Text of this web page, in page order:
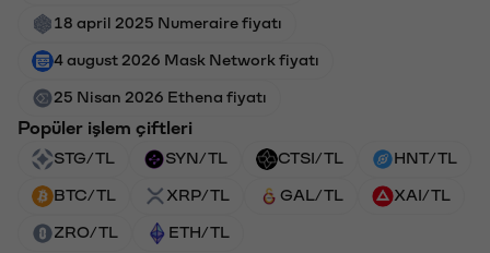
18 april 2025 Numeraire fiyatı
4 august 2026 Mask Network fiyatı
25 Nisan 2026 Ethena fiyatı
Popüler işlem çiftleri
STG/TL SYN/TL CTSI/TL HNT/TL
BTC/TL XRP/TL GAL/TL XAI/TL
ZRO/TL ETH/TL